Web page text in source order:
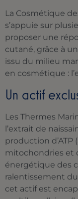
La Cosmétique
s’appuie sur
proposer une
cutané, grâce à
issu du milieu
en cosmétique :
Un actif
Les Thermes
l’extrait de
production
mitochondries et
énergétique des
ralentissement
cet actif est